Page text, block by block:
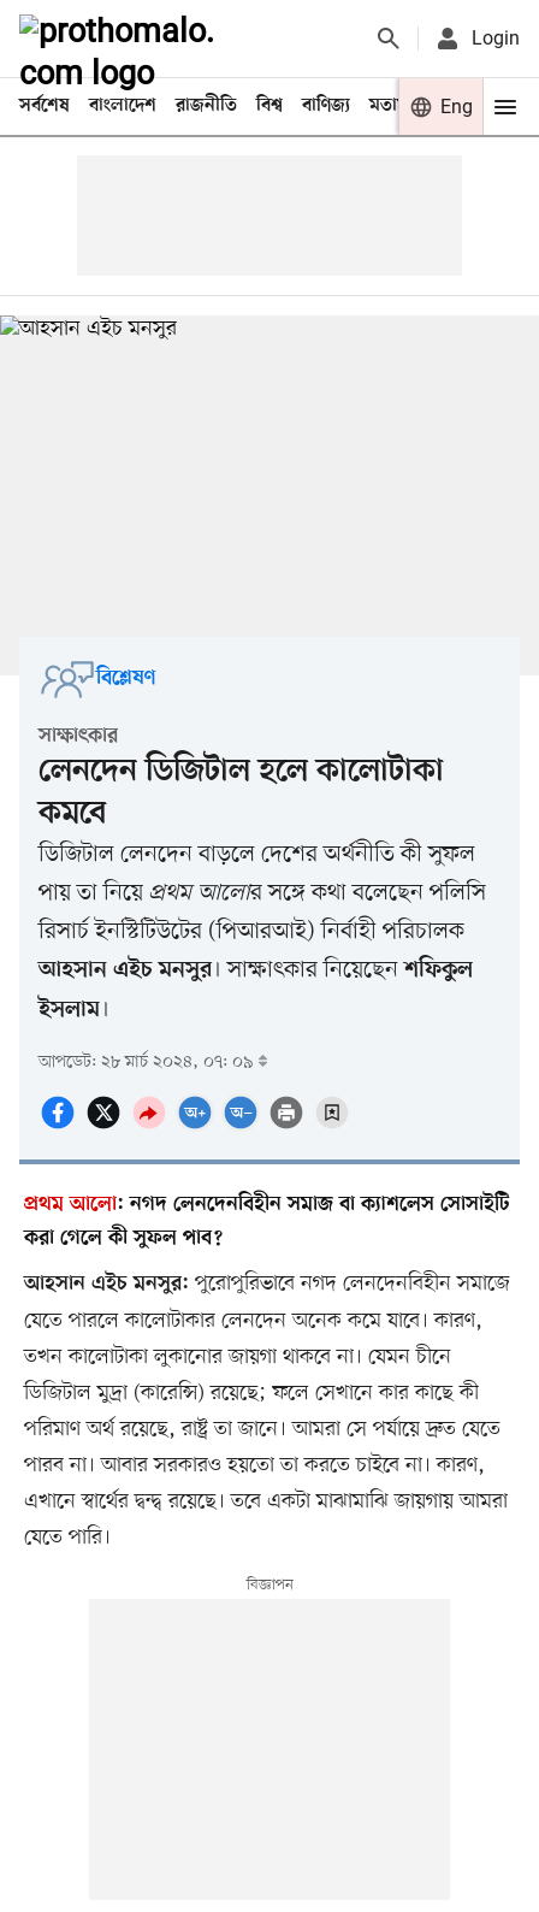
Login
সর্বশেষ বাংলাদেশ রাজনীতি বিশ্ব বাণিজ্য মতামত খেলা
Eng
বিশ্লেষণ
সাক্ষাৎকার
লেনদেন ডিজিটাল হলে কালোটাকা
কমবে
ডিজিটাল লেনদেন বাড়লে দেশের অর্থনীতি কী সুফল
পায় তা নিয়েপ্রথম আলোর সঙ্গে কথা বলেছেন পলিসি
রিসার্চ ইনস্টিটিউটের (পিআরআই) নির্বাহী পরিচালক
আহসান এইচ মনসুর। সাক্ষাৎকার নিয়েছেনশফিকুল
ইসলাম।
আপডেট: ২৮ মার্চ ২০২৪, ০৭: ০৯
প্রথম আলো:নগদ লেনদেনবিহীন সমাজ বা ক্যাশলেস সোসাইটি
করা গেলে কী সুফল পাব?
আহসান এইচ মনসুর: পুরোপুরিভাবে নগদ লেনদেনবিহীন সমাজে
যেতে পারলে কালোটাকার লেনদেন অনেক কমে যাবে। কারণ,
তখন কালোটাকা লুকানোর জায়গা থাকবে না। যেমন চীনে
ডিজিটাল মুদ্রা (কারেন্সি) রয়েছে; ফলে সেখানে কার কাছে কী
পরিমাণ অর্থ রয়েছে, রাষ্ট্র তা জানে। আমরা সে পর্যায়ে দ্রুত যেতে
পারব না। আবার সরকারও হয়তো তা করতে চাইবে না। কারণ,
এখানে স্বার্থের দ্বন্দ্ব রয়েছে। তবে একটা মাঝামাঝি জায়গায় আমরা
যেতে পারি।